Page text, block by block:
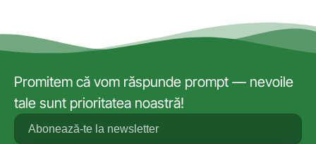
Promitem că vom răspunde prompt — nevoile
tale sunt prioritatea noastră!